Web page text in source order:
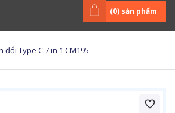
(0) sản phẩm
đổi Type C 7 in 1 CM195